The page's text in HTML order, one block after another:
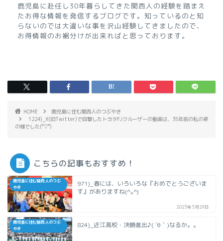
鹿児島に赴任し30年暮らしてきた関西人の経験を踏まえ
たお得な情報を発信するブログです。知っているのと知
らないのでは大違いな事を沢山経験してきましたので、
お得情報のお裾分けが出来ればと思っております。
HOME
鹿児島に住む関西人のつぶやき
1224)_X(旧Twitter)で目撃したトヨタFJクルーザーの動画は、35年前の私の姿
の様でした(°▽°)
こちらの記事もおすすめ！
鹿児島に住む関西人のつぶ
やき
971)_春には、いろいろな『おめでとうございま
す』がありますね(^｡^)
2023年3月29日
鹿児島に住む関西人のつぶ
やき
824)_近江高校・決勝進出♪( ´θ｀)なるか。。